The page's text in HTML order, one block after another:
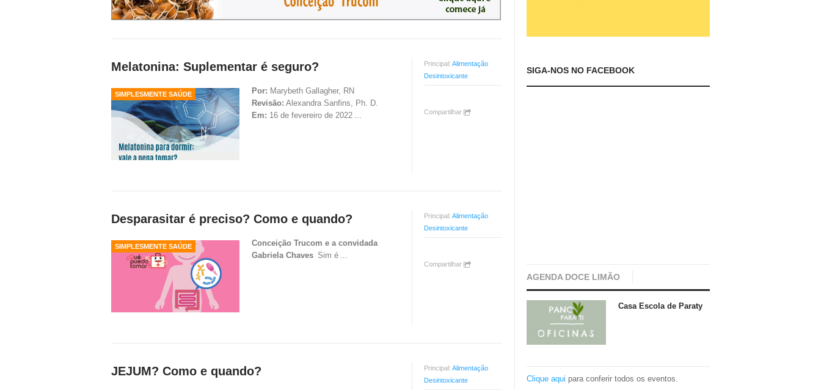
Melatonina: Suplementar é seguro?
SIMPLESMENTE SAÚDE Por: Marybeth Gallagher, RN
Revisão: Alexandra Sanfins, Ph. D.
Em: 16 de fevereiro de 2022 ...
Principal: Alimentação
Desintoxicante
Compartilhar
Desparasitar é preciso? Como e quando?
SIMPLESMENTE SAÚDE
Conceição Trucom e a convidada
Gabriela Chaves Sim é ...
Principal: Alimentação
Desintoxicante
Compartilhar
JEJUM? Como e quando? Principal: Alimentação
Desintoxicante
SIGA-NOS NO FACEBOOK
AGENDA DOCE LIMÃO
Casa Escola de Paraty
Clique aqui para conferir todos os eventos.